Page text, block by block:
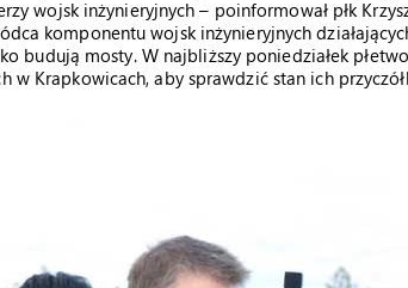
wojsk inżynieryjnych – poinformował płk
komponentu wojsk inżynieryjnych
budują mosty. W najbliższy poniedziałek
w Krapkowicach, aby sprawdzić stan ich